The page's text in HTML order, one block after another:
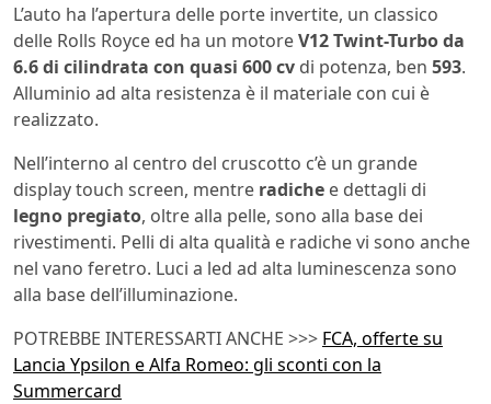
L’auto ha l’apertura delle porte invertite, un classico
delle Rolls Royce ed ha un motoreV12 Twint-Turbo da
6.6 di cilindrata con quasi 600 cv di potenza, ben 593.
Alluminio ad alta resistenza è il materiale con cui è
realizzato.
Nell’interno al centro del cruscotto c’è un grande
display touch screen, mentre radiche e dettagli di
legno pregiato, oltre alla pelle, sono alla base dei
rivestimenti. Pelli di alta qualità e radiche vi sono anche
nel vano feretro. Luci a led ad alta luminescenza sono
alla base dell’illuminazione.
POTREBBE INTERESSARTI ANCHE >>> FCA, offerte su
Lancia Ypsilon e Alfa Romeo: gli sconti con la
Summercard